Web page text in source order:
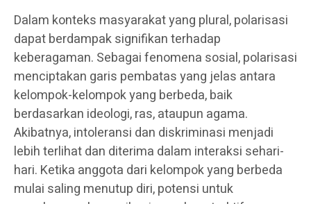
Dalam konteks masyarakat yang plural, polarisasi
dapat berdampak signifikan terhadap
keberagaman. Sebagai fenomena sosial, polarisasi
menciptakan garis pembatas yang jelas antara
kelompok-kelompok yang berbeda, baik
berdasarkan ideologi, ras, ataupun agama.
Akibatnya, intoleransi dan diskriminasi menjadi
lebih terlihat dan diterima dalam interaksi sehari-
hari. Ketika anggota dari kelompok yang berbeda
mulai saling menutup diri, potensi untuk